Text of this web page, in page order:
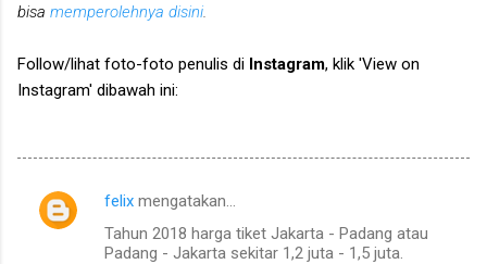
bisa memperolehnya disini
Follow/lihat foto-foto penulis di Instagram, klik 'View on
Instagram' dibawah ini:
K
felix mengatakan…
Tahun 2018 harga tiket Jakarta - Padang atau
Padang - Jakarta sekitar 1,2 juta - 1,5 juta.